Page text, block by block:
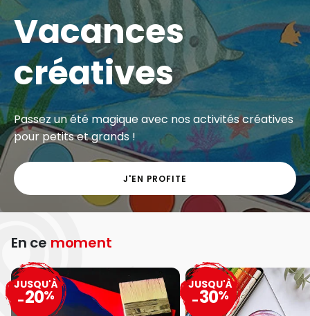
Vacances
créatives
Passez un été magique avec nos activités créatives
pour petits et grands !
J'EN PROFITE
En ce moment
JUSQU'À
-20%
JUSQU'À
-30%